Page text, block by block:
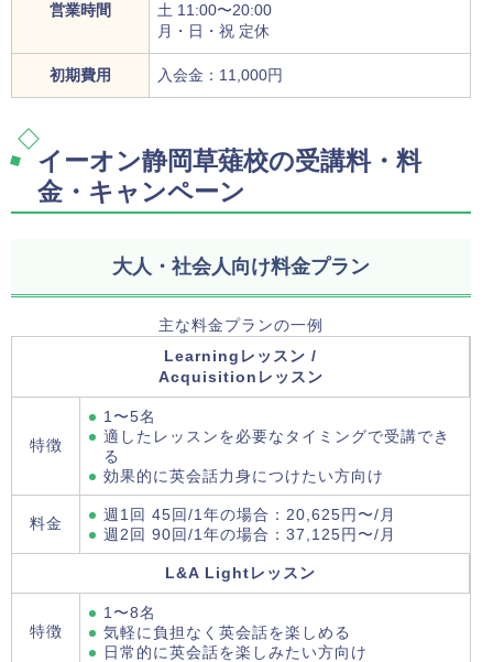
営業時間
土 11:00〜20:00
月・日・祝 定休
初期費用 入会金：11,000円
イーオン静岡草薙校の受講料・料
金・キャンペーン
大人・社会人向け料金プラン
主な料金プランの一例
Learningレッスン /
Acquisitionレッスン
特徴
1〜5名
適したレッスンを必要なタイミングで受講でき
る
効果的に英会話力身につけたい方向け
料金
週1回 45回/1年の場合：20,625円〜/月
週2回 90回/1年の場合：37,125円〜/月
L&A Lightレッスン
特徴
1〜8名
気軽に負担なく英会話を楽しめる
日常的に英会話を楽しみたい方向け